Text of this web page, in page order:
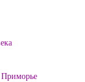
Приморье